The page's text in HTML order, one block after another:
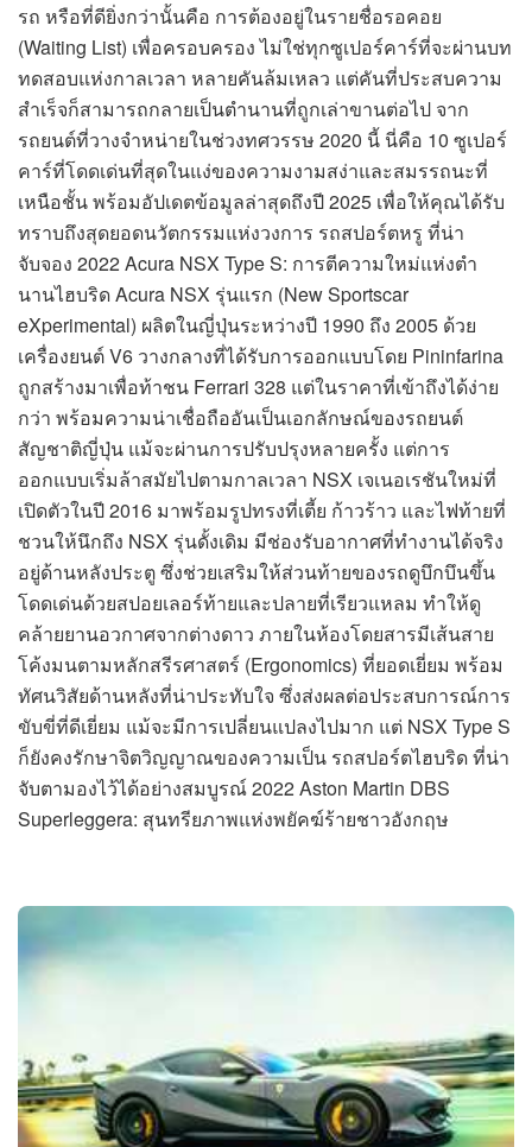
รถ หรือที่ดียิ่งกว่านั้นคือ การต้องอยู่ในรายชื่อรอคอย
(Waiting List) เพื่อครอบครอง ไม่ใช่ทุกซูเปอร์คาร์ที่จะผ่านบท
ทดสอบแห่งกาลเวลา หลายคันล้มเหลว แต่คันที่ประสบความ
สำเร็จก็สามารถกลายเป็นตำนานที่ถูกเล่าขานต่อไป จาก
รถยนต์ที่วางจำหน่ายในช่วงทศวรรษ 2020 นี้ นี่คือ 10 ซูเปอร์
คาร์ที่โดดเด่นที่สุดในแง่ของความงามสง่าและสมรรถนะที่
เหนือชั้น พร้อมอัปเดตข้อมูลล่าสุดถึงปี 2025 เพื่อให้คุณได้รับ
ทราบถึงสุดยอดนวัตกรรมแห่งวงการ รถสปอร์ตหรู ที่น่า
จับจอง 2022 Acura NSX Type S: การตีความใหม่แห่งตำ
นานไฮบริด Acura NSX รุ่นแรก (New Sportscar
eXperimental) ผลิตในญี่ปุ่นระหว่างปี 1990 ถึง 2005 ด้วย
เครื่องยนต์ V6 วางกลางที่ได้รับการออกแบบโดย Pininfarina
ถูกสร้างมาเพื่อท้าชน Ferrari 328 แต่ในราคาที่เข้าถึงได้ง่าย
กว่า พร้อมความน่าเชื่อถืออันเป็นเอกลักษณ์ของรถยนต์
สัญชาติญี่ปุ่น แม้จะผ่านการปรับปรุงหลายครั้ง แต่การ
ออกแบบเริ่มล้าสมัยไปตามกาลเวลา NSX เจเนอเรชันใหม่ที่
เปิดตัวในปี 2016 มาพร้อมรูปทรงที่เตี้ย ก้าวร้าว และไฟท้ายที่
ชวนให้นึกถึง NSX รุ่นดั้งเดิม มีช่องรับอากาศที่ทำงานได้จริง
อยู่ด้านหลังประตู ซึ่งช่วยเสริมให้ส่วนท้ายของรถดูบึกบึนขึ้น
โดดเด่นด้วยสปอยเลอร์ท้ายและปลายที่เรียวแหลม ทำให้ดู
คล้ายยานอวกาศจากต่างดาว ภายในห้องโดยสารมีเส้นสาย
โค้งมนตามหลักสรีรศาสตร์ (Ergonomics) ที่ยอดเยี่ยม พร้อม
ทัศนวิสัยด้านหลังที่น่าประทับใจ ซึ่งส่งผลต่อประสบการณ์การ
ขับขี่ที่ดีเยี่ยม แม้จะมีการเปลี่ยนแปลงไปมาก แต่ NSX Type S
ก็ยังคงรักษาจิตวิญญาณของความเป็น รถสปอร์ตไฮบริด ที่น่า
จับตามองไว้ได้อย่างสมบูรณ์ 2022 Aston Martin DBS
Superleggera: สุนทรียภาพแห่งพยัคฆ์ร้ายชาวอังกฤษ